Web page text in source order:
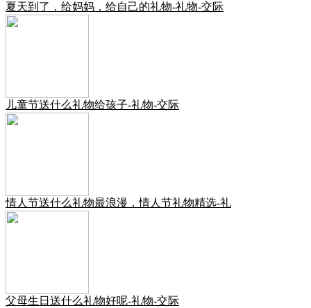
夏天到了，给妈妈，给自己的礼物-礼物-交际
儿童节送什么礼物给孩子-礼物-交际
情人节送什么礼物最浪漫，情人节礼物精选-礼
父母生日送什么礼物好呢-礼物-交际